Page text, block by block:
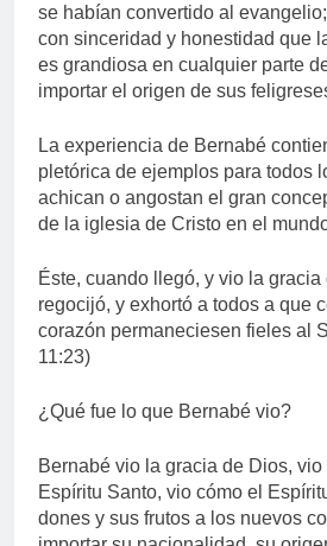
se habían convertido al
con sinceridad y honestidad que
es grandiosa en cualquier parte
importar el origen de sus
La experiencia de Bernabé
pletórica de ejemplos para todos
achican o angostan el gran
de la iglesia de Cristo en el
Éste, cuando llegó, y vio la gracia
regocijó, y exhortó a todos a que
corazón permaneciesen fieles al
11:23)
¿Qué fue lo que Bernabé vio?
Bernabé vio la gracia de Dios, vio
Espíritu Santo, vio cómo el
dones y sus frutos a los nuevos